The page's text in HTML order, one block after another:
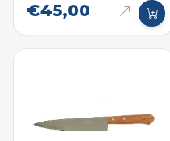
€45,00